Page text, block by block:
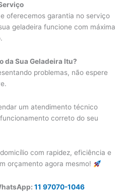
oferecemos garantia no serviço
geladeira funcione com máxima
da Sua Geladeira Itu?
problemas, não espere
um atendimento técnico
correto do seu
com rapidez, eficiência e
orçamento agora mesmo!
11 97070-1046